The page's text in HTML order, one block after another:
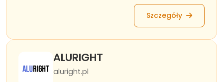
Szczegóły
ALURIGHT
aluright.pl